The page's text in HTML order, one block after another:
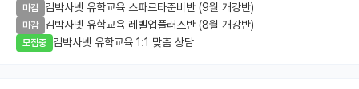
마감 김박사넷 유학교육 스파르타준비반 (9월 개강반)
마감 김박사넷 유학교육 레벨업플러스반 (8월 개강반)
모집중 김박사넷 유학교육 1:1 맞춤 상담